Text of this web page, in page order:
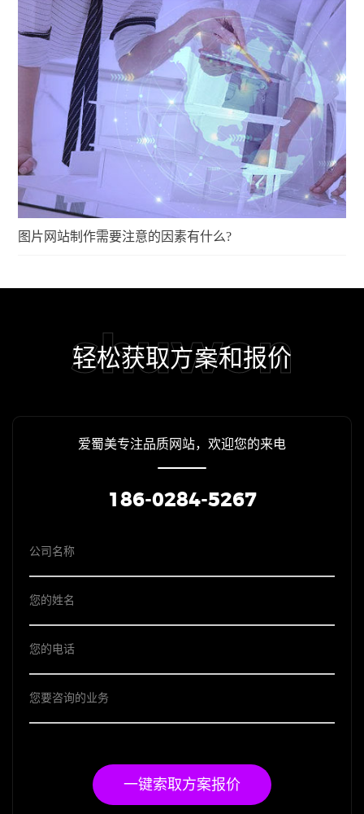
图片网站制作需要注意的因素有什么?
shuwon
轻松获取方案和报价
爱蜀美专注品质网站，欢迎您的来电
186-0284-5267
一键索取方案报价